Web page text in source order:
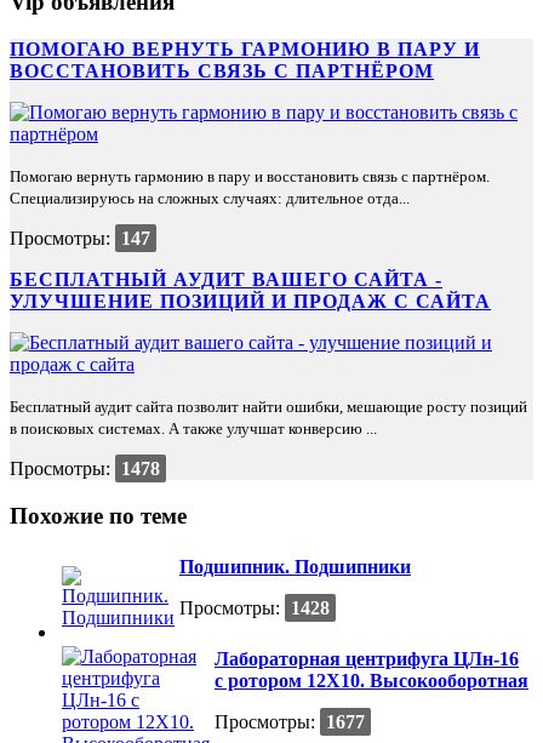
ПОМОГАЮ ВЕРНУТЬ ГАРМОНИЮ В ПАРУ И
ВОССТАНОВИТЬ СВЯЗЬ С ПАРТНЁРОМ
Помогаю вернуть гармонию в пару и восстановить связь с партнёром.
Специализируюсь на сложных случаях: длительное отда...
Просмотры:
147
БЕСПЛАТНЫЙ АУДИТ ВАШЕГО САЙТА -
УЛУЧШЕНИЕ ПОЗИЦИЙ И ПРОДАЖ С САЙТА
Бесплатный аудит сайта позволит найти ошибки, мешающие росту позиций
в поисковых системах. А также улучшат конверсию ...
Просмотры: 1478
Похожие по теме
Подшипник. Подшипники
Просмотры:
1428
Лабораторная центрифуга ЦЛн-16
с ротором 12Х10. Высокооборотная
Просмотры:
1677